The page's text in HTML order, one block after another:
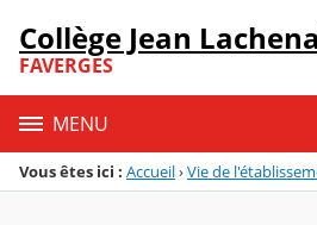
Menu de la rubrique
Contenu
Collège Jean
FAVERGES
MENU
Vous êtes ici : Accueil›Vie de